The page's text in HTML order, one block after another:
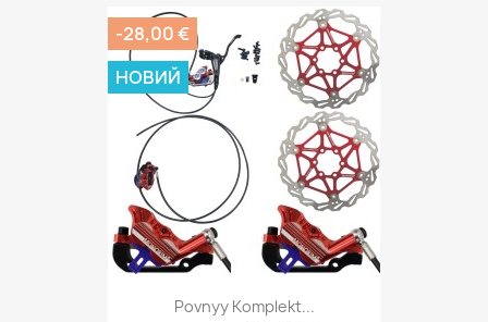
Povnyy Komplekt...
-28,00 €
НОВИЙ